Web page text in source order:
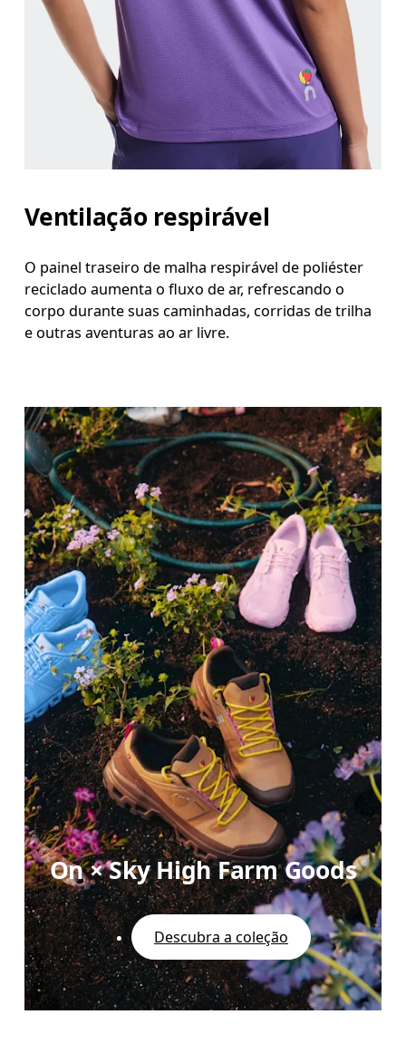
Ventilação respirável
O painel traseiro de malha respirável de poliéster
reciclado aumenta o fluxo de ar, refrescando o
corpo durante suas caminhadas, corridas de trilha
e outras aventuras ao ar livre.
On × Sky High Farm Goods
Descubra a coleção